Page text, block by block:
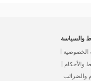
والسياسة
الخصوصية |
والأحكام |
والضرائب